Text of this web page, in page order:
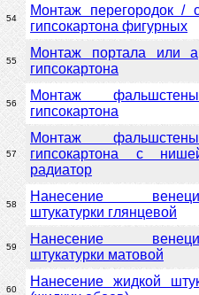
54
Монтаж перегородок /
гипсокартона фигурных
55
Монтаж портала или
гипсокартона
56
Монтаж
гипсокартона
57
Монтаж
гипсокартона с
радиатор
58
Нанесение
штукатурки глянцевой
59
Нанесение
штукатурки матовой
60
Нанесение жидкой